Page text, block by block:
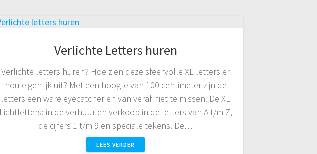
Verlichte Letters huren
Verlichte letters huren? Hoe zien deze sfeervolle XL letters er
nou eigenlijk uit? Met een hoogte van 100 centimeter zijn de
letters een ware eyecatcher en van veraf niet te missen. De XL
Lichtletters: in de verhuur en verkoop in de letters van A t/m Z,
de cijfers 1 t/m 9 en speciale tekens. De…
LEES VERDER